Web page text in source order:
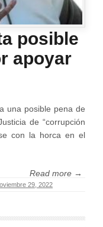
posible
apoyar
una posible pena de
de “corrupción
con la horca en el
Read more →
29, 2022